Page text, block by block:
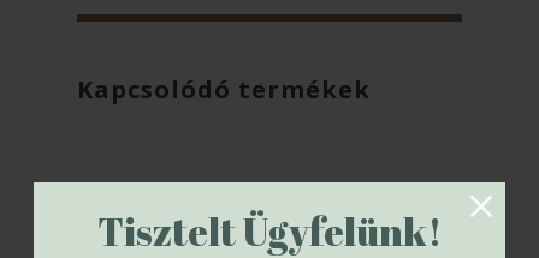
Tisztelt Ügyfelünk!
Kapcsolódó termékek